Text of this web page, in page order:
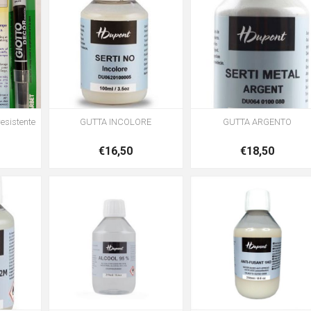
GUTTA INCOLORE
€16,50
GUTTA ARGENTO
€18,50